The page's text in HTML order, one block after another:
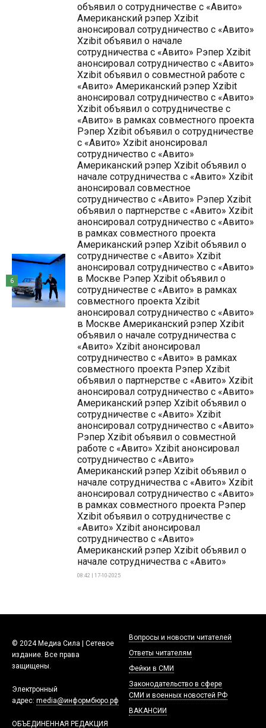
объявил о сотрудничестве с «Авито»
Американский рэпер Xzibit
анонсировал сотрудничество с «Авито»
Xzibit объявил о начале
сотрудничества с «Авито» Рэпер Xzibit
анонсировал сотрудничество с «Авито»
Xzibit объявил о совместной работе с
«Авито» Американский рэпер Xzibit
анонсировал сотрудничество с «Авито»
Xzibit объявил о сотрудничестве с
«Авито» в рамках совместного проекта
Рэпер Xzibit объявил о сотрудничестве
с «Авито» Xzibit анонсировал
сотрудничество с «Авито»
Американский рэпер Xzibit объявил о
начале сотрудничества с «Авито» Xzibit
анонсировал совместное
сотрудничество с «Авито» Рэпер Xzibit
объявил о партнерстве с «Авито» Xzibit
анонсировал сотрудничество с «Авито»
в рамках совместного проекта
Американский рэпер Xzibit объявил о
сотрудничестве с «Авито» Xzibit
анонсировал сотрудничество с «Авито»
в Москве Рэпер Xzibit объявил о
сотрудничестве с «Авито» в рамках
совместного проекта Xzibit
анонсировал сотрудничество с «Авито»
в Москве Американский рэпер Xzibit
объявил о начале сотрудничества с
«Авито» Xzibit анонсировал
сотрудничество с «Авито» в рамках
совместного проекта Рэпер Xzibit
объявил о партнерстве с «Авито» Xzibit
анонсировал сотрудничество с «Авито»
Американский рэпер Xzibit объявил о
сотрудничестве с «Авито» Xzibit
анонсировал сотрудничество с «Авито»
Рэпер Xzibit объявил о совместной
работе с «Авито» Xzibit анонсировал
сотрудничество с «Авито»
Американский рэпер Xzibit объявил о
начале сотрудничества с «Авито» Xzibit
анонсировал сотрудничество с «Авито»
в рамках совместного проекта Рэпер
Xzibit объявил о сотрудничестве с
«Авито» Xzibit анонсировал
сотрудничество с «Авито»
Американский рэпер Xzibit объявил о
начале сотрудничества с «Авито»
08:42 | 17-10-2025
6
© 2024 Медиа Сила | Сетевое
издание. Все права
защищены.
Электронный
адрес: media@информбюро.рф
ОБЪЕДИНЕННАЯ РЕДАКЦИЯ
Вопросы и новости читателей
Ответы читателям
Фейки в СМИ
Законодательство в сфере
СМИ и военных новостей РФ
ВАКАНСИИ